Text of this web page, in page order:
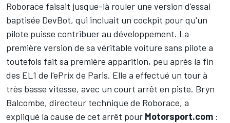
Roborace faisait jusque-là rouler une version d'essai
baptisée DevBot, qui incluait un cockpit pour qu'un
pilote puisse contribuer au développement. La
première version de sa véritable voiture sans pilote a
toutefois fait sa première apparition, peu après la fin
des EL1 de l'ePrix de Paris. Elle a effectué un tour à
très basse vitesse, avec un court arrêt en piste. Bryn
Balcombe, directeur technique de Roborace, a
expliqué la cause de cet arrêt pour Motorsport.com :